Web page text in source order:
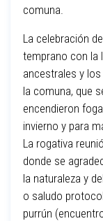
comuna.
La celebración
temprano con la
ancestrales y
la comuna, que
encendieron
invierno y para
La rogativa
donde se
la naturaleza y
o saludo
purrún